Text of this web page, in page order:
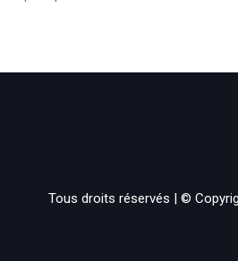
Tous droits réservés | ©